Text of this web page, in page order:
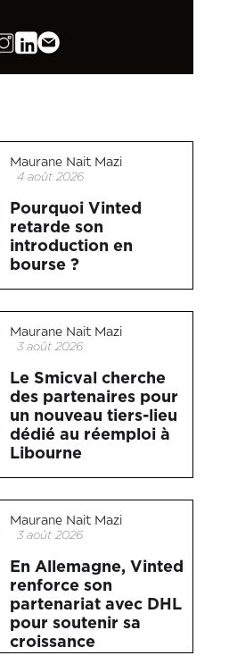
Maurane Nait Mazi
4 août 2026
Pourquoi Vinted
retarde son
introduction en
bourse ?
Maurane Nait Mazi
3 août 2026
Le Smicval cherche
des partenaires pour
un nouveau tiers-lieu
dédié au réemploi à
Libourne
Maurane Nait Mazi
3 août 2026
En Allemagne, Vinted
renforce son
partenariat avec DHL
pour soutenir sa
croissance